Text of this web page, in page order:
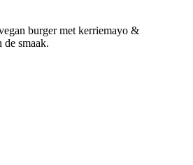
burger met kerriemayo &
de smaak.